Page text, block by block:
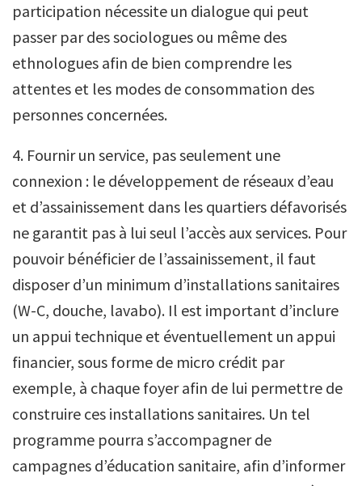
participation nécessite un dialogue qui peut
passer par des sociologues ou même des
ethnologues afin de bien comprendre les
attentes et les modes de consommation des
personnes concernées.
4. Fournir un service, pas seulement une
connexion : le développement de réseaux d’eau
et d’assainissement dans les quartiers défavorisés
ne garantit pas à lui seul l’accès aux services. Pour
pouvoir bénéficier de l’assainissement, il faut
disposer d’un minimum d’installations sanitaires
(W-C, douche, lavabo). Il est important d’inclure
un appui technique et éventuellement un appui
financier, sous forme de micro crédit par
exemple, à chaque foyer afin de lui permettre de
construire ces installations sanitaires. Un tel
programme pourra s’accompagner de
campagnes d’éducation sanitaire, afin d’informer